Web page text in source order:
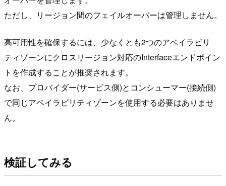
ただし、リージョン間のフェイルオーバーは管理しません。
高可用性を確保するには、少なくとも2つのアベイラビリ
ティゾーンにクロスリージョン対応のInterfaceエンドポイン
トを作成することが推奨されます。
なお、プロバイダー(サービス側)とコンシューマー(接続側)
で同じアベイラビリティゾーンを使用する必要はありませ
ん。
検証してみる